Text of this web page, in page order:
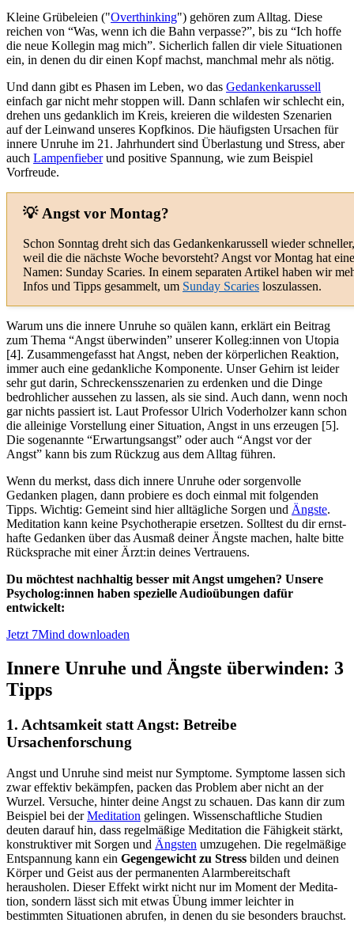
Kleine Grübeleien ("Overthinking") gehören zum Alltag. Diese
reichen von “Was, wenn ich die Bahn verpasse?”, bis zu “Ich hoffe
die neue Kollegin mag mich”. Sicherlich fallen dir viele Situationen
ein, in denen du dir einen Kopf machst, manchmal mehr als nötig.
Und dann gibt es Phasen im Leben, wo das Gedankenkarussell
einfach gar nicht mehr stoppen will. Dann schlafen wir schlecht ein,
drehen uns gedanklich im Kreis, kreieren die wildesten Szenarien
auf der Leinwand unseres Kopfkinos. Die häufigsten Ursachen für
innere Unruhe im 21. Jahrhundert sind Überlastung und Stress, aber
auch Lampenfieberund positive Spannung, wie zum Beispiel
Vorfreude.
💡 Angst vor Montag?
Schon Sonntag dreht sich das Gedankenkarussell wieder schneller,
weil die die nächste Woche bevorsteht? Angst vor Montag hat
Namen: Sunday Scaries. In einem separaten Artikel haben wir
Infos und Tipps gesammelt, um Sunday Scaries loszulassen.
Warum uns die innere Unruhe so quälen kann, erklärt ein Beitrag
zum Thema “Angst überwinden” unserer Kolleg:innen von Utopia
[4]. Zusammengefasst hat Angst, neben der körperlichen Reaktion,
immer auch eine gedankliche Komponente. Unser Gehirn ist leider
sehr gut darin, Schreckensszenarien zu erdenken und die Dinge
bedrohlicher aussehen zu lassen, als sie sind. Auch dann, wenn noch
gar nichts passiert ist. Laut Professor Ulrich Voderholzer kann schon
die alleinige Vorstellung einer Situation, Angst in uns erzeugen [5].
Die sogenannte “Erwartungsangst” oder auch “Angst vor der
Angst” kann bis zum Rückzug aus dem Alltag führen.
Wenn du merkst, dass dich innere Unruhe oder sorgenvolle
Gedanken plagen, dann probiere es doch einmal mit folgenden
Tipps. Wichtig: Gemeint sind hier all­täg­li­che Sorgen und Ängste.
Medi­ta­tion kann keine Psy­cho­the­ra­pie erset­zen. Soll­test du dir ernst­
hafte Gedan­ken über das Ausmaß deiner Ängste machen, halte bitte
Rück­spra­che mit einer Ärzt:in deines Ver­trau­ens.
Du möchtest nachhaltig besser mit Angst umgehen? Unsere
Psycholog:innen haben spezielle Audioübungen dafür
entwickelt:
Jetzt 7Mind downloaden
Innere Unruhe und Ängste überwinden: 3
Tipps
1. Achtsamkeit statt Angst: Betreibe
Ursachenforschung
Angst und Unruhe sind meist nur Symptome. Symptome lassen sich
zwar effektiv bekämpfen, packen das Problem aber nicht an der
Wurzel. Versuche, hinter deine Angst zu schauen. Das kann dir zum
Beispiel bei derMeditation gelingen. Wis­sen­schaft­li­che Stu­dien
deuten darauf hin, dass regel­mä­ßige Medi­ta­tion die Fähig­keit stärkt,
konstruktiver mit Sorgen und Ängsten umzugehen. Die regel­mä­ßige
Ent­span­nung kann ein Gegen­ge­wicht zu Stress bilden und deinen
Körper und Geist aus der per­ma­nen­ten Alarm­be­reit­schaft
herausholen. Dieser Effekt wirkt nicht nur im Moment der Medi­ta­
tion, son­dern lässt sich mit etwas Übung immer leich­ter in
bestimmten Situationen abru­fen, in denen du sie besonders brauchst.